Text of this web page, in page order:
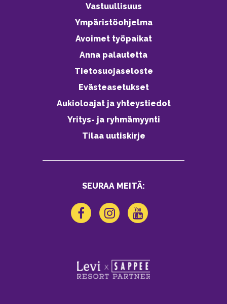
Vastuullisuus
Ympäristöohjelma
Avoimet työpaikat
Anna palautetta
Tietosuojaseloste
Evästeasetukset
Aukioloajat ja yhteystiedot
Yritys- ja ryhmämyynti
Tilaa uutiskirje
SEURAA MEITÄ: